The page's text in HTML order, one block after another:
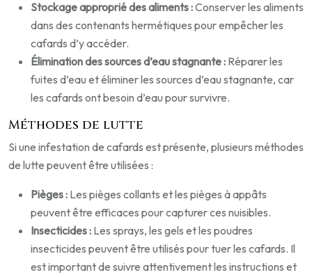
Stockage approprié des aliments :Conserver les aliments
dans des contenants hermétiques pour empêcher les
cafards d’y accéder.
Élimination des sources d’eau stagnante : Réparer les
fuites d’eau et éliminer les sources d’eau stagnante, car
les cafards ont besoin d’eau pour survivre.
Méthodes de lutte
Si une infestation de cafards est présente, plusieurs méthodes
de lutte peuvent être utilisées :
Pièges : Les pièges collants et les pièges à appâts
peuvent être efficaces pour capturer ces nuisibles.
Insecticides : Les sprays, les gels et les poudres
insecticides peuvent être utilisés pour tuer les cafards. Il
est important de suivre attentivement les instructions et